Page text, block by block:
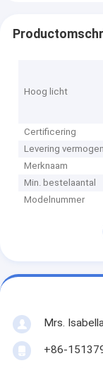
Hoog licht
Certificering
Levering vermogen
Merknaam
Min. bestelaantal
Modelnummer
Mrs.
+86-